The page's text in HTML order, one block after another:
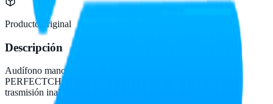
Producto original
Descripción
Audífono manos libres bluetooth MEUCCI - PC-117223
PERFECTCHOICE manos libres, alimentación de 5Vcc 1A,
trasmisión inalámbrica 2.4GHz